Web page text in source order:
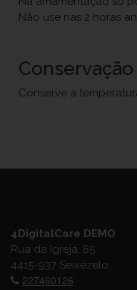
Não use nas 2 horas
Conservação
Conserve a
4DigitalCare DEMO
Rua da Igreja, 85
4415-937 Seixezelo
227460126